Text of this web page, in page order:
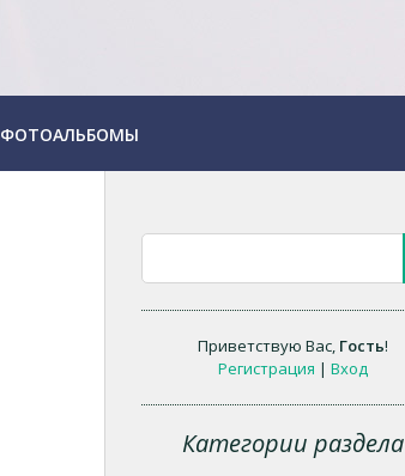
ФОТОАЛЬБОМЫ
Приветствую Вас, Гость!
Регистрация |Вход
Категории раздела